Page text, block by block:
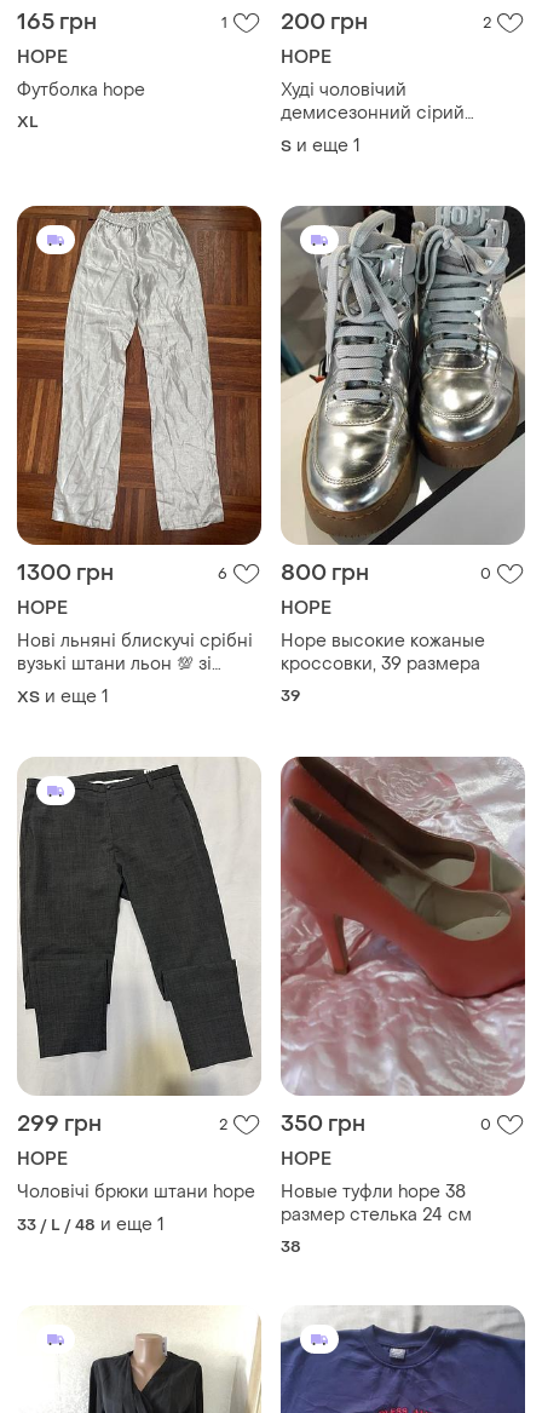
165 грн 1
HOPE
Футболка hope
XL
200 грн 2
HOPE
Худі чоловічий
демисезонний сірий
hope,s/m
S и еще 1
1300 грн 6
HOPE
Нові льняні блискучі срібні
вузькі штани льон 💯 зі
срібним напиленням hope
32-36; xxs-s uk 🇬🇧
ХS и еще 1
800 грн 0
HOPE
Hope высокие кожаные
кроссовки, 39 размера
39
299 грн 2
HOPE
Чоловічі брюки штани hope
33 / L / 48 и еще 1
350 грн 0
HOPE
Новые туфли hope 38
размер стелька 24 см
38